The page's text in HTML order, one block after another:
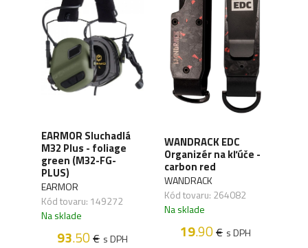
EARMOR Sluchadlá
M32 Plus - foliage
green (M32-FG-
PLUS)
EARMOR
Kód tovaru: 149272
Na sklade
93.50€ s DPH
WANDRACK EDC
Organizér na kľúče -
carbon red
WANDRACK
Kód tovaru: 264082
Na sklade
19.90€ s DPH